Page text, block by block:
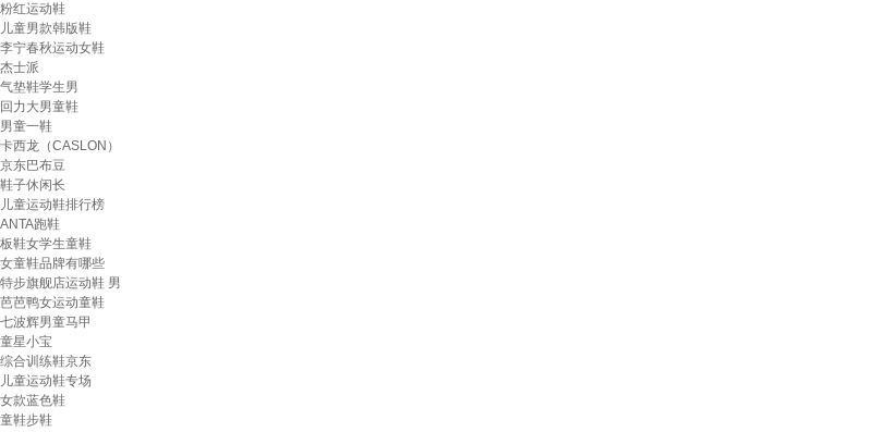
粉红运动鞋
儿童男款韩版鞋
李宁春秋运动女鞋
杰士派
气垫鞋学生男
回力大男童鞋
男童一鞋
卡西龙（CASLON）
京东巴布豆
鞋子休闲长
儿童运动鞋排行榜
ANTA跑鞋
板鞋女学生童鞋
女童鞋品牌有哪些
特步旗舰店运动鞋 男
芭芭鸭女运动童鞋
七波辉男童马甲
童星小宝
综合训练鞋京东
儿童运动鞋专场
女款蓝色鞋
童鞋步鞋